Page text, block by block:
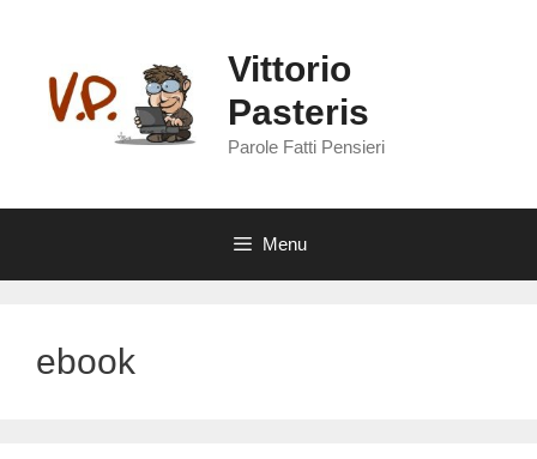
contenuto
Vittorio
Pasteris
Parole Fatti Pensieri
Menu
ebook